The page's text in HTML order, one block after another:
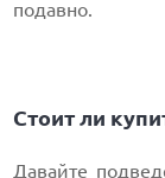
подавно.
Стоит ли
Давайте